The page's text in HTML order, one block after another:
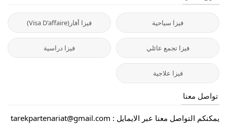
فيزا سياحية فيزا أفار(Visa D'affaire)
فيزا تجمع عائلي فيزا دراسية
فيزا علاجية
تواصل معنا
يمكنكم التواصل معنا عبر الايمايل : tarekpartenariat@gmail.com